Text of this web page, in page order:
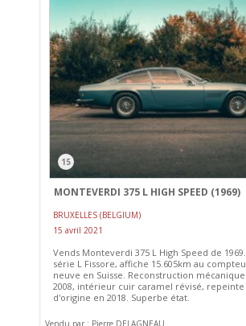
15
MONTEVERDI 375 L HIGH SPEED (1969)
BRUXELLES (BELGIUM)
15 avril 2021
Vends Monteverdi 375 L High Speed de
série L Fissore, affiche 15.605km au
neuve en Suisse. Reconstruction
2008, intérieur cuir caramel révisé, repeinte
d'origine en 2018. Superbe état.
Vendu par : Pierre DELAGNEAU